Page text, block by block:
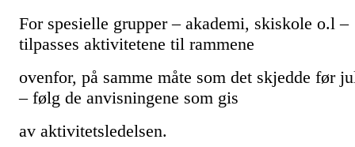
For spesielle grupper – akademi, skiskole o.l –
tilpasses aktivitetene til rammene
ovenfor, på samme måte som det skjedde før
– følg de anvisningene som gis
av aktivitetsledelsen.